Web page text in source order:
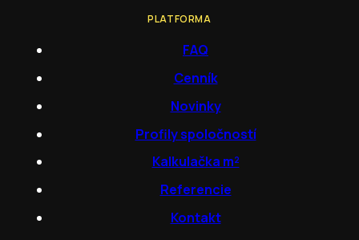
PLATFORMA
FAQ
Cenník
Novinky
Profily spoločností
Kalkulačka m²
Referencie
Kontakt